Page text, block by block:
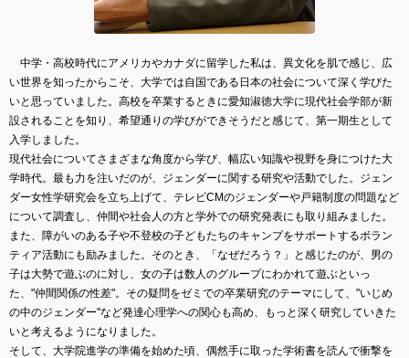
中学・高校時代にアメリカやカナダに留学した私は、異文化を肌で感じ、広
い世界を知ったからこそ、大学では自国である日本の社会について深く学びた
いと思っていました。高校を卒業するときに愛知淑徳大学に現代社会学部が新
設されることを知り、希望通りの学びができそうだと感じて、第一期生として
入学しました。
現代社会についてさまざまな角度から学び、幅広い知識や視野を身につけた大
学時代。最も力を注いだのが、ジェンダーに関する研究や活動でした。ジェン
ダー女性学研究会を立ち上げて、テレビCMのジェンダーや戸籍制度の問題など
について調査し、仲間や社会人の方と学外での研究発表にも取り組みました。
また、障がいのある子や不登校の子どもたちのキャンプをサポートするボラン
ティア活動にも励みました。そのとき、「なぜだろう？」と感じたのが、男の
子は大勢で遊ぶのに対し、女の子は数人のグループにわかれて遊ぶといっ
た、"仲間関係の性差"。その疑問をゼミでの卒業研究のテーマにして、"いじめ
の中のジェンダー"など発達心理学への関心も高め、もっと深く研究していきた
いと考えるようになりました。
そして、大学院進学の準備を始めた頃、偶然手に取った学術書を読んで衝撃を